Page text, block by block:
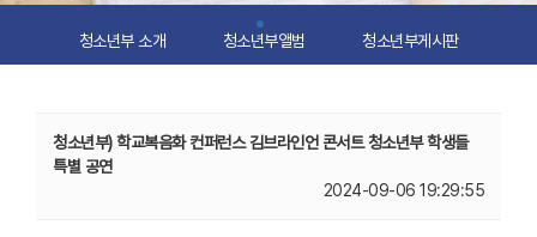
청소년부 소개 청소년부앨범 청소년부게시판
청소년부) 학교복음화 컨퍼런스 김브라인언 콘서트 청소년부 학생들
특별 공연
2024-09-06 19:29:55